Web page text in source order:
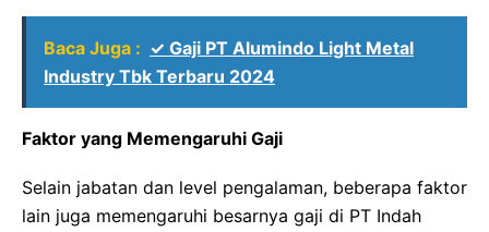
Baca Juga : ✓ Gaji PT Alumindo Light Metal
Industry Tbk Terbaru 2024
Faktor yang Memengaruhi Gaji
Selain jabatan dan level pengalaman, beberapa faktor
lain juga memengaruhi besarnya gaji di PT Indah